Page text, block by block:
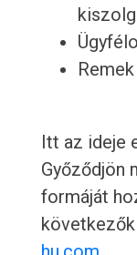
Itt az ideje
Győződjön
formáját